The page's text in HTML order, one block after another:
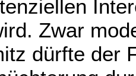
Zwar
dürfte der